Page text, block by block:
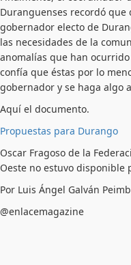
Duranguenses recordó
gobernador electo de
las necesidades de la
anomalías que han
confía que éstas por lo
gobernador y se haga algo
Aquí el documento.
Propuestas para Durango
Oscar Fragoso de la
Oeste no estuvo disponible
Por Luis Ángel Galván
@enlacemagazine